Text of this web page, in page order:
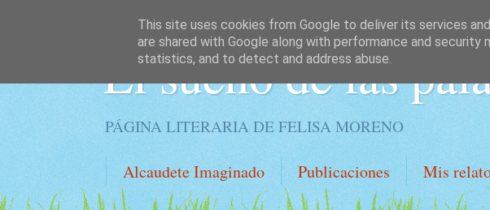
El sueño de las
PÁGINA LITERARIA DE FELISA MORENO
Alcaudete Imaginado Publicaciones Mis
This site uses cookies from Google to deliver its services
are shared with Google along with performance and
statistics, and to detect and address abuse.